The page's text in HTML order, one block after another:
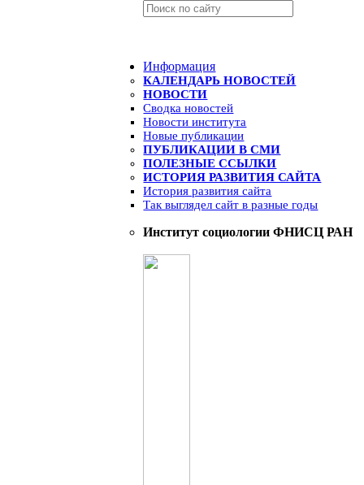
Информация
КАЛЕНДАРЬ НОВОСТЕЙ
НОВОСТИ
Сводка новостей
Новости института
Новые публикации
ПУБЛИКАЦИИ В СМИ
ПОЛЕЗНЫЕ ССЫЛКИ
ИСТОРИЯ РАЗВИТИЯ САЙТА
История развития сайта
Так выглядел сайт в разные годы
Институт социологии ФНИСЦ РАН